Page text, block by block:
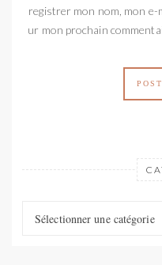
Enregistrer mon nom, mon
pour mon prochain
Sélectionner une catégorie